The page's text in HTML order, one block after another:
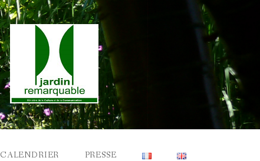
CALENDRIER PRESSE